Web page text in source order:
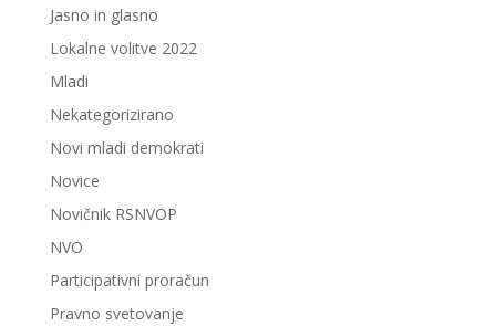
Jasno in glasno
Lokalne volitve 2022
Mladi
Nekategorizirano
Novi mladi demokrati
Novice
Novičnik RSNVOP
NVO
Participativni proračun
Pravno svetovanje